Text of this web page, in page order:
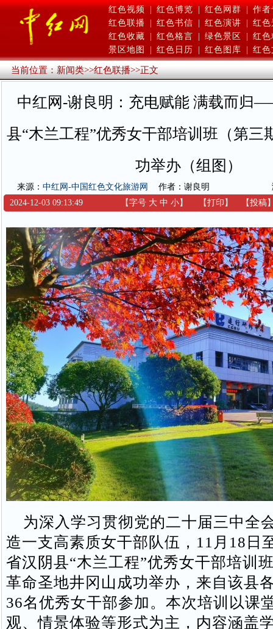
红色视频 | 红色博览 | 红色网群 | 作者
红色联播
红色书信 红色演讲
红色
红色收藏
红色格言 绿色景区
红色
景区地图
红色日历 红色图库 红色
当前位置：新闻类>>红色联播>>正文
中红网-谢良明：充电赋能 满载而归
县“木兰工程”优秀女干部培训班（第三
功举办（组图）
来源： 中红网-中国红色文化旅游网 作者：谢良明
2024-12-03 09:13:49
【字号 大 中 小】 【打印 】 【投稿
为深入学习贯彻党的二十届三中全
造一支高素质女干部队伍，11月18日
省汉阴县“木兰工程”优秀女干部培训
革命圣地井冈山成功举办，来自该县
36名优秀女干部参加。本次培训以课
观、情景体验等形式为主，内容涵盖